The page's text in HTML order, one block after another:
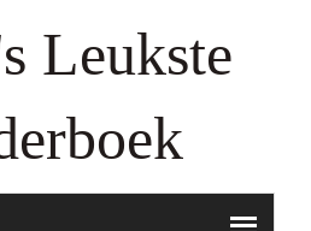
Leukste